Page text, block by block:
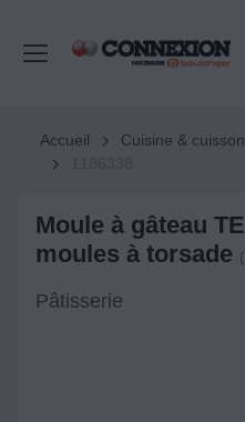
Accueil Cuisine & cuisson
Moule à gâteau
moules à torsade
Pâtisserie